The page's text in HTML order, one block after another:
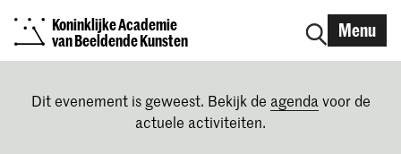
Koninklijke Academie
van Beeldende Kunsten
Menu
Dit evenement is geweest. Bekijk de agenda voor de
actuele activiteiten.